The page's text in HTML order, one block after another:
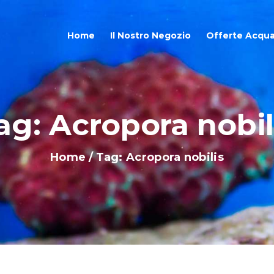
Home Il Nostro Negozio Offerte
Acropora
Home Tag: Acropora nobilis
NOSTRO NEGOZIO
ACQUARI
ONLINE